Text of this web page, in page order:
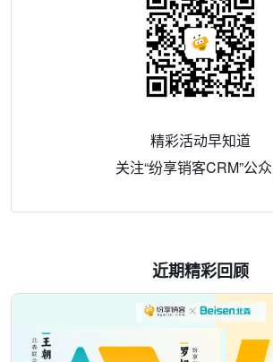
精彩活动早知道
关注“纷享销客CRM”公
近期精彩回顾